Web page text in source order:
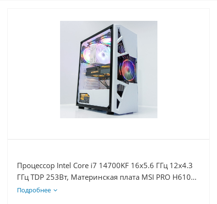
Процессор Intel Core i7 14700KF 16x5.6 ГГц 12x4.3
ГГц TDP 253Вт, Материнская плата MSI PRO H610M-
E, Видеокарта RTX 5070 12Гб, Память DDR4 16Gb,
Подробнее